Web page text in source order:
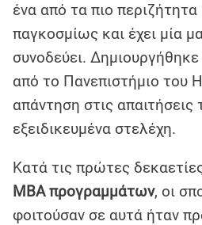
ένα από τα πιο
παγκοσμίως και έχει μία
συνοδεύει.
από το Πανεπιστήμιο του
απάντηση στις απαιτήσεις
εξειδικευμένα στελέχη.
Κατά τις πρώτες
MBA προγραμμάτων, οι
φοιτούσαν σε αυτά ήταν